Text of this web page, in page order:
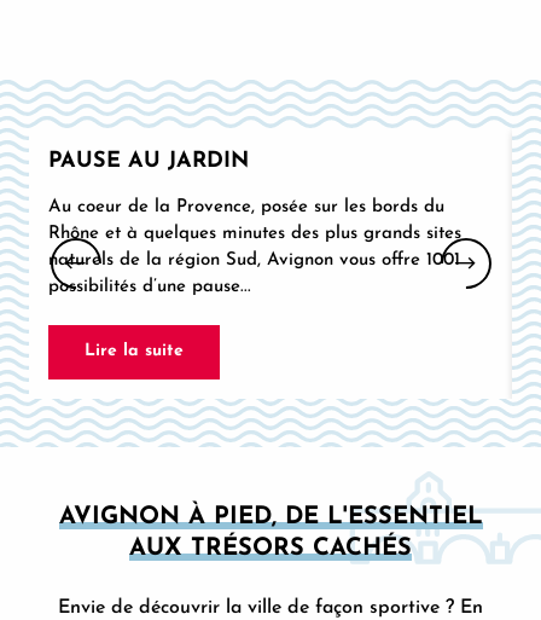
pour la protection de la biodiversité, l’amélioration
du cadre de vie et le tourisme durable. Découvrez
PAUSE AU JARDIN
Au coeur de la Provence, posée sur les bords du
Rhône et à quelques minutes des plus grands sites
naturels de la région Sud, Avignon vous offre 1001
possibilités d’une pause...
Lire la suite
AVIGNON À PIED, DE L'ESSENTIEL
AUX TRÉSORS CACHÉS
Envie de découvrir la ville de façon sportive ? En